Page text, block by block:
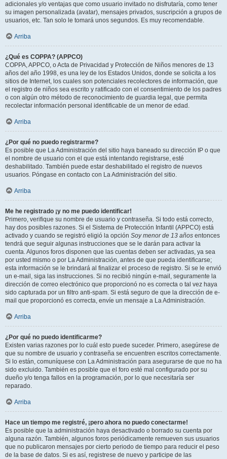
adicionales y/o ventajas que como usuario invitado no disfrutaría, como tener
su imagen personalizada (avatar), mensajes privados, suscripción a grupos de
usuarios, etc. Tan solo le tomará unos segundos. Es muy recomendable.
Arriba
¿Qué es COPPA? (APPCO)
COPPA, APPCO, o Acta de Privacidad y Protección de Niños menores de 13
años del año 1998, es una ley de los Estados Unidos, donde se solicita a los
sitios de Internet, los cuales son potenciales recolectores de información, que
el registro de niños sea escrito y ratificado con el consentimiento de los padres
o con algún otro método de reconocimiento de guardia legal, que permita
recolectar información personal identificable de un menor de edad.
Arriba
¿Por qué no puedo registrarme?
Es posible que La Administración del sitio haya baneado su dirección IP o que
el nombre de usuario con el que está intentando registrarse, esté
deshabilitado. También puede estar deshabilitado el registro de nuevos
usuarios. Póngase en contacto con La Administración del sitio.
Arriba
Me he registrado ¡y no me puedo identificar!
Primero, verifique su nombre de usuario y contraseña. Si todo está correcto,
hay dos posibles razones. Si el Sistema de Protección Infantil (APPCO) está
activado y cuando se registró eligió la opción Soy menor de 13 años entonces
tendrá que seguir algunas instrucciones que se le darán para activar la
cuenta. Algunos foros disponen que las cuentas deben ser activadas, ya sea
por usted mismo o por La Administración, antes de que pueda identificarse;
esta información se le brindará al finalizar el proceso de registro. Si se le envió
un e-mail, siga las instrucciones. Si no recibió ningún e-mail, seguramente la
dirección de correo electrónico que proporcionó no es correcta o tal vez haya
sido capturada por un filtro anti-spam. Si está seguro de que la dirección de e-
mail que proporcionó es correcta, envíe un mensaje a La Administración.
Arriba
¿Por qué no puedo identificarme?
Existen varias razones por lo cuál esto puede suceder. Primero, asegúrese de
que su nombre de usuario y contraseña se encuentren escritos correctamente.
Si lo están, comuníquese con La Administración para asegurarse de que no ha
sido excluido. También es posible que el foro esté mal configurado por su
dueño y/o tenga fallos en la programación, por lo que necesitaría ser
reparado.
Arriba
Hace un tiempo me registré, ¡pero ahora no puedo conectarme!
Es posible que la administración haya desactivado o borrado su cuenta por
alguna razón. También, algunos foros periódicamente remueven sus usuarios
que no publicaron mensajes por cierto periodo de tiempo para reducir el peso
de la base de datos. Si es así, registrese de nuevo y participe de las